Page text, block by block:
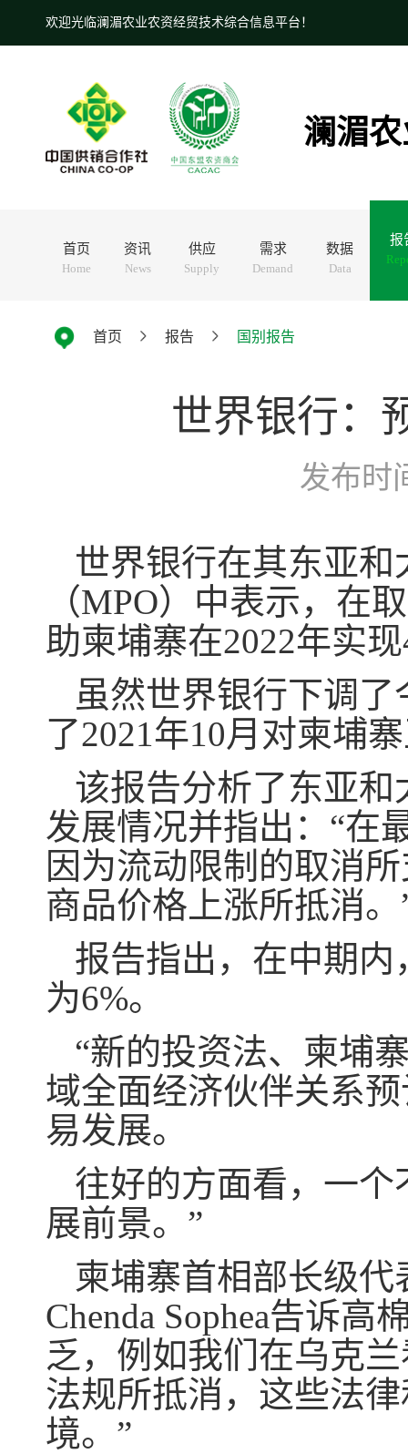
欢迎光临澜湄农业农资经贸技术综合信息平台！
澜湄
首页
Home
资讯
News
供应
Supply
需求
Demand
数据
Data
报
首页 报告 国别报告
世界银行：
发布时
世界银行在其东亚
（MPO）中表示，在
助柬埔寨在2022年实
虽然世界银行下调
了2021年10月对柬埔
该报告分析了东亚
发展情况并指出：“在
因为流动限制的取消
商品价格上涨所抵消。
报告指出，在中期
为6%。
“新的投资法、柬埔
域全面经济伙伴关系
易发展。
往好的方面看，一
展前景。”
柬埔寨首相部长级代
Chenda Sophea告诉
乏，例如我们在乌克
法规所抵消，这些法
境。”